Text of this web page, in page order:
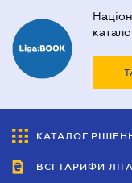
КАТАЛОГ
ВСІ ТАРИФИ